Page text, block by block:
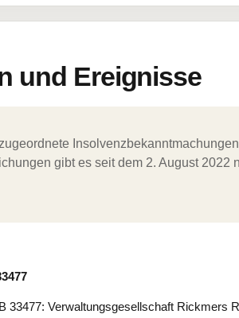
und Ereignisse
gibt es seit dem 2. August
33477: Verwaltungsgesellschaft Rickmers